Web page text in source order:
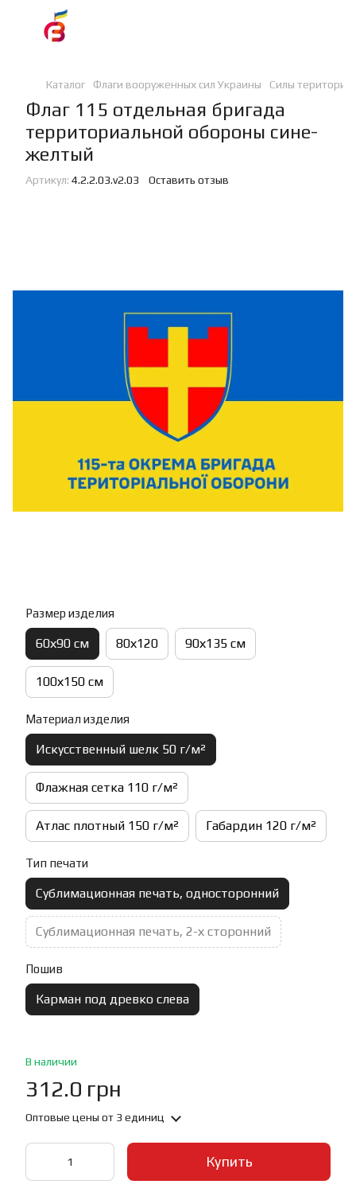
Каталог Флаги вооруженных сил Украины Силы
Флаг 115 отдельная бригада
территориальной обороны сине-
желтый
Артикул: 4.2.2.03.v2.03 Оставить отзыв
Размер изделия
60х90 см 80х120 90х135 см
100х150 см
Материал изделия
Искусственный шелк 50 г/м²
Флажная сетка 110 г/м²
Атлас плотный 150 г/м² Габардин 120 г/м²
Тип печати
Сублимационная печать, односторонний
Сублимационная печать, 2-х сторонний
Пошив
Карман под древко слева
В наличии
312.0 грн
Оптовые цены от 3 единиц
Купить